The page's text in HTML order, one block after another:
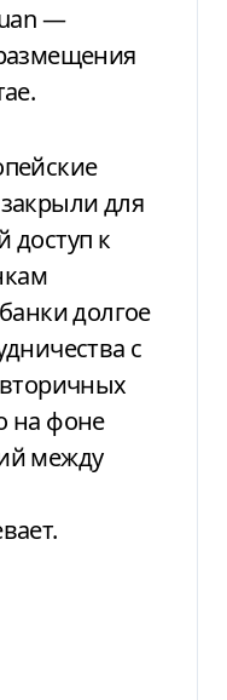
—
для
доступ к
долгое
с
на фоне
между